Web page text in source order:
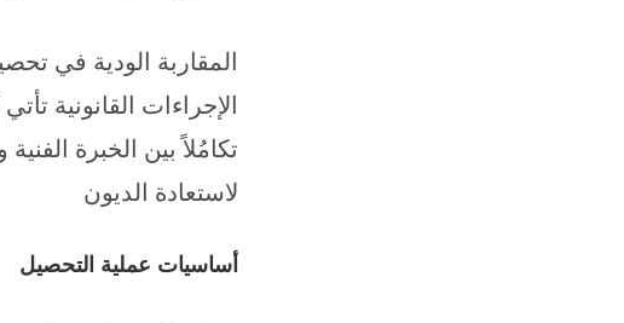
المقاربة الودية في
الإجراءات القانونية
تكامُلاً بين الخبرة
لاستعادة الديون
أساسيات عملية التحصيل